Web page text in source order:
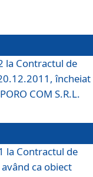
la Contractul de
încheiat
COM S.R.L.
la Contractul de
ca obiect